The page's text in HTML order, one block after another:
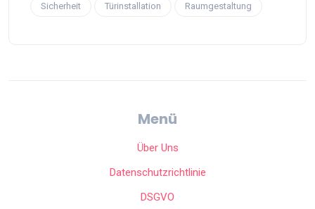
Sicherheit Türinstallation Raumgestaltung
Menü
Über Uns
Datenschutzrichtlinie
DSGVO